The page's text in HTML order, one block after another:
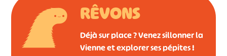
RÊVONS
Déjà sur place ? Venez sillonner la
Vienne et explorer ses pépites !